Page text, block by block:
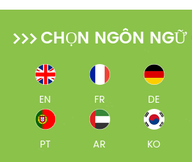
CHỌN NGÔN
EN FR DE
PT AR KO